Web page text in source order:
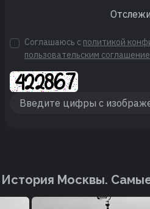
Соглашаюсь с политикой
пользовательским
История Москвы.